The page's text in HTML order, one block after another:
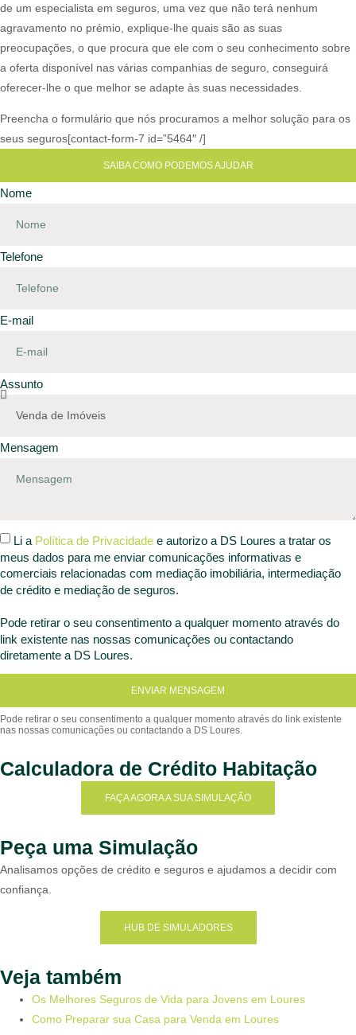
de um especialista em seguros, uma vez que não terá nenhum
agravamento no prémio, explique-lhe quais são as suas
preocupações, o que procura que ele com o seu conhecimento sobre
a oferta disponível nas várias companhias de seguro, conseguirá
oferecer-lhe o que melhor se adapte às suas necessidades.​
Preencha o formulário que nós procuramos a melhor solução para os
seus seguros[contact-form-7 id=”5464″ /]
SAIBA COMO PODEMOS AJUDAR
Nome
Telefone
E-mail
Assunto
Mensagem
Li a Política de Privacidade e autorizo a DS Loures a tratar os
meus dados para me enviar comunicações informativas e
comerciais relacionadas com mediação imobiliária, intermediação
de crédito e mediação de seguros.
Pode retirar o seu consentimento a qualquer momento através do
link existente nas nossas comunicações ou contactando
diretamente a DS Loures.
ENVIAR MENSAGEM
Calculadora de Crédito Habitação
FAÇA AGORA A SUA SIMULAÇÃO
Peça uma Simulação
Analisamos opções de crédito e seguros e ajudamos a decidir com
confiança.
HUB DE SIMULADORES
Veja também
Os Melhores Seguros de Vida para Jovens em Loures
Como Preparar sua Casa para Venda em Loures